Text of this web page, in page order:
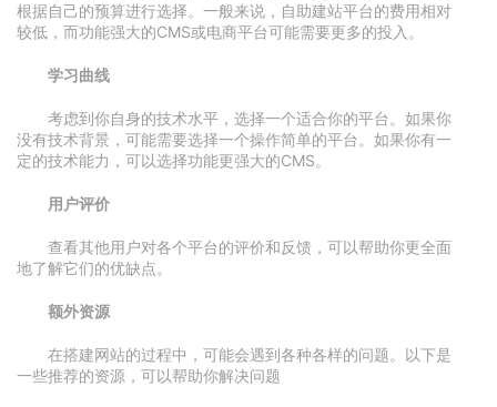
根据自己的预算进行选择。一般来说，自助建站平台的费用相对
较低，而功能强大的CMS或电商平台可能需要更多的投入。
学习曲线
考虑到你自身的技术水平，选择一个适合你的平台。如果你
没有技术背景，可能需要选择一个操作简单的平台。如果你有一
定的技术能力，可以选择功能更强大的CMS。
用户评价
查看其他用户对各个平台的评价和反馈，可以帮助你更全面
地了解它们的优缺点。
额外资源
在搭建网站的过程中，可能会遇到各种各样的问题。以下是
一些推荐的资源，可以帮助你解决问题